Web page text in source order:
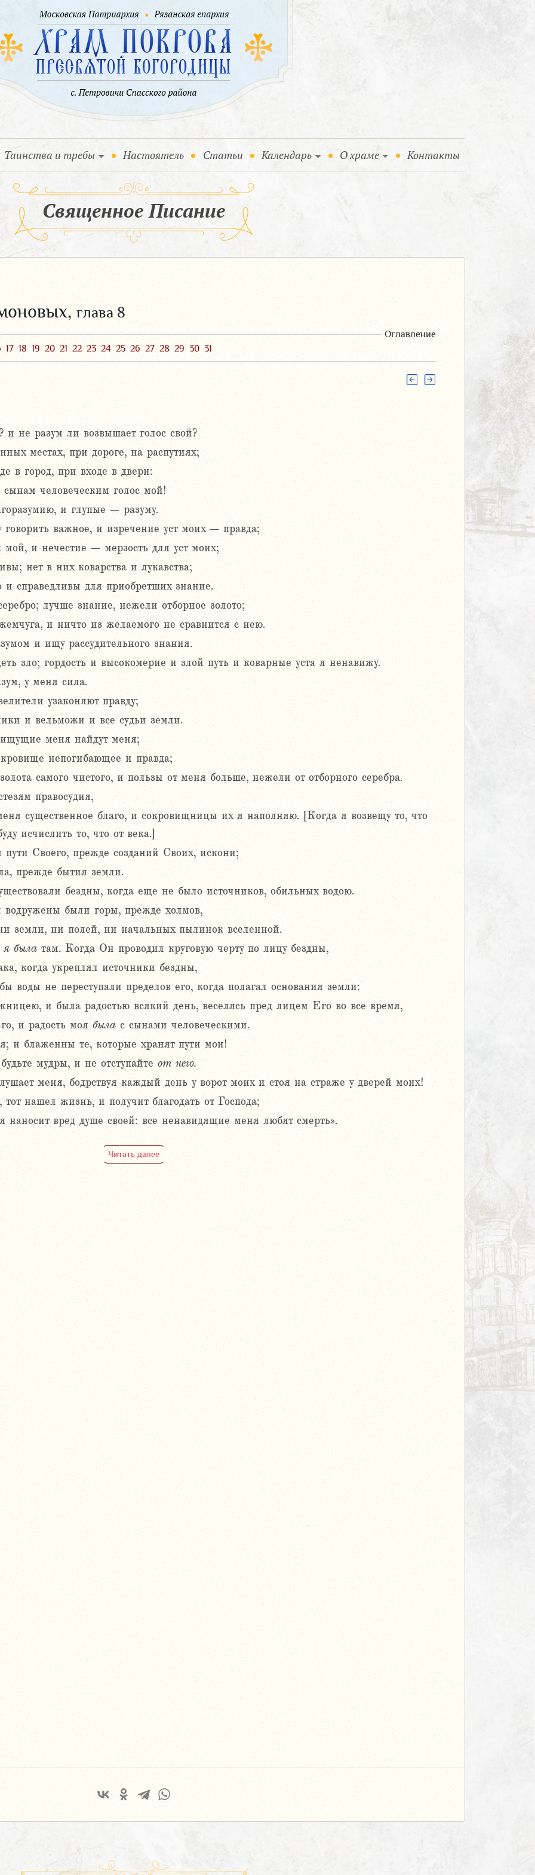
Таинства и требы Настоятель Статьи Календарь О храме Контакты
Священное Писание
глава 8
Оглавление
17 18 19 20 21 22 23 24 25 26 27 28 29 30 31
и не разум ли возвышает голос свой?
местах, при дороге, на распутиях;
в город, при входе в двери:
человеческим голос мой!
и глупые – разуму.
говорить важное, и изречение уст моих – правда;
мой, и нечестие – мерзость для уст моих;
нет в них коварства и лукавства;
и справедливы для приобретших знание.
лучше знание, нежели отборное золото;
и ничто из желаемого не сравнится с нею.
и ищу рассудительного знания.
зло; гордость и высокомерие и злой путь и коварные уста я ненавижу.
у меня сила.
узаконяют правду;
и вельможи и все судьи земли.
меня найдут меня;
непогибающее и правда;
самого чистого, и пользы от меня больше, нежели от отборного серебра.
правосудия,
существенное благо, и сокровищницы их я наполняю. [Когда я возвещу то, что
исчислить то, что от века.]
Своего, прежде созданий Своих, искони;
прежде бытия земли.
бездны, когда еще не было источников, обильных водою.
были горы, прежде холмов,
земли, ни полей, ни начальных пылинок вселенной.
я была там. Когда Он проводил круговую черту по лицу бездны,
когда укреплял источники бездны,
воды не переступали пределов его, когда полагал основания земли:
и была радостью всякий день, веселясь пред лицем Его во все время,
и радость моя была с сынами человеческими.
и блаженны те, которые хранят пути мои!
мудры, и не отступайте от него.
меня, бодрствуя каждый день у ворот моих и стоя на страже у дверей моих!
нашел жизнь, и получит благодать от Господа;
вред душе своей: все ненавидящие меня любят смерть».
Читать далее